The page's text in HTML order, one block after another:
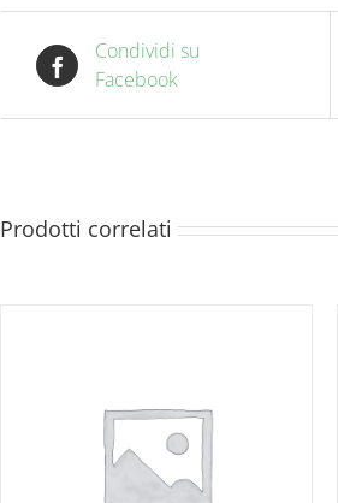
Condividi su
Facebook
Prodotti correlati